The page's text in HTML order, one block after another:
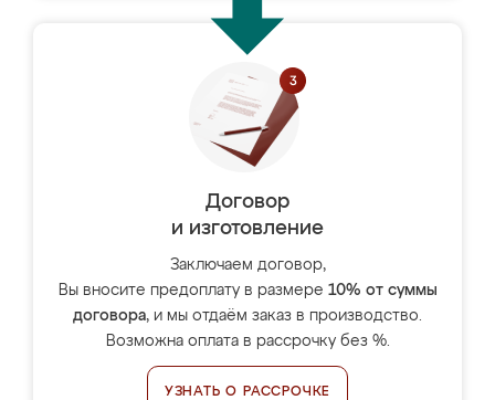
Договор
и изготовление
Заключаем договор,
Вы вносите предоплату в размере 10% от суммы
договора, и мы отдаём заказ в производство.
Возможна оплата в рассрочку без %.
УЗНАТЬ О РАССРОЧКЕ